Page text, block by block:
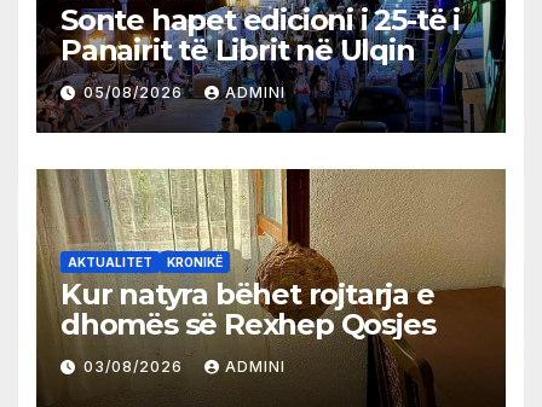
Sonte hapet edicioni i 25-të i
Panairit të Librit në Ulqin
05/08/2026 ADMINI
AKTUALITET KRONIKË
Kur natyra bëhet rojtarja e
dhomës së Rexhep Qosjes
03/08/2026 ADMINI